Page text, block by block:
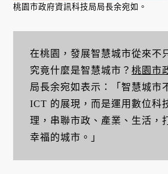
桃園市政府資訊科技局局長余宛如。
在桃園，發展智慧城市從來不
究竟什麼是智慧城市？ 桃園市
局長余宛如表示：「智慧城市
ICT 的展現，而是運用數位科
理，串聯市政、產業、生活，
幸福的城市。」